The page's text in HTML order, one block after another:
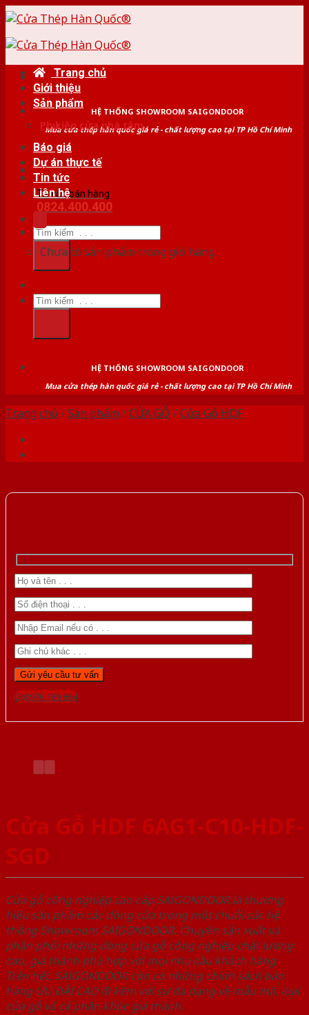
Skip
content
HỆ THỐNG SHOWROOM SAIGONDOOR
Mua cửa thép hàn quốc giá rẻ - chất lượng cao tại TP Hồ Chí Minh
Tư vấn bán hàng
0824.400.400
Tìm
kiếm:
Trang chủ
Giới thiệu
Sản phẩm
Phụ kiện cửa nhà tắm
Báo giá
Dự án thực tế
Tin tức
Liên hệ
Chưa có sản phẩm trong giỏ hàng.
Tìm
kiếm:
HỆ THỐNG SHOWROOM SAIGONDOOR
Mua cửa thép hàn quốc giá rẻ - chất lượng cao tại TP Hồ Chí Minh
Trang chủ /Sản phẩm /CỬA GỖ /Cửa Gỗ HDF
Gọi 0976.169.864
Cửa Gỗ HDF 6AG1-C10-HDF-
SGD
Cửa gỗ công nghiệp cao cấp SAIGONDOOR là thương
hiệu sản phẩm các dòng cửa trong một chuỗi các hệ
thống Showroom SAIGONDOOR. Chuyên sản xuất và
phân phối những dòng cửa gỗ công nghiệp chất lượng
cao, giá thành phù hợp với mọi nhu cầu khách hàng.
Trên hết, SAIGONDOOR còn có những chính sách bán
hàng ƯU ĐÃI CAO đi kèm với sự đa dạng về mẫu mã, loại
cửa gỗ và cả phân khúc giá thành.